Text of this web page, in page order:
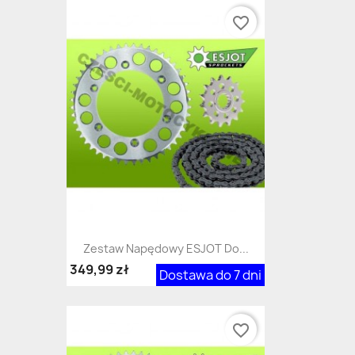
Zestaw Napędowy ESJOT Do...
Dostawa do 7 dni
349,99 zł
favorite_border
favorite_border